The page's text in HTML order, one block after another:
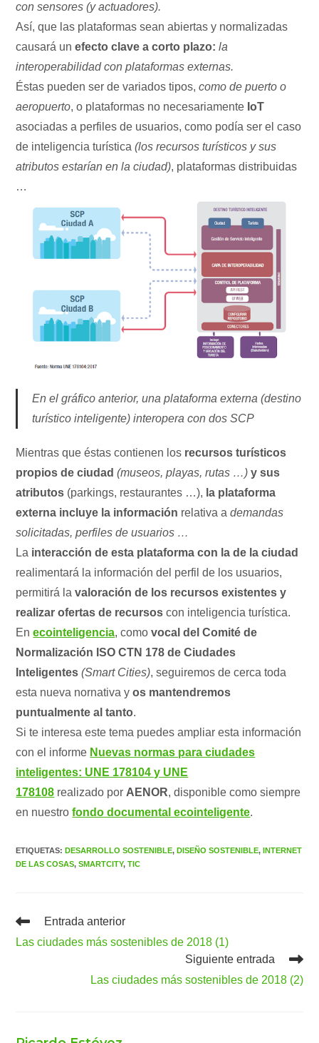
con sensores (y actuadores).
Así, que las plataformas sean abiertas y normalizadas
causará unefecto clave a corto plazo: la
interoperabilidad con plataformas externas.
Éstas pueden ser de variados tipos,como de puerto o
aeropuerto, o plataformas no necesariamente IoT
asociadas a perfiles de usuarios, como podía ser el caso
de inteligencia turística(los recursos turísticos y sus
atributos estarían en la ciudad), plataformas distribuidas
…
En el gráfico anterior, una plataforma externa (destino
turístico inteligente) interopera con dos SCP
Mientras que éstas contienen los recursos turísticos
propios de ciudad (museos, playas, rutas …) y sus
atributos (parkings, restaurantes …), la plataforma
externa incluye la información relativa a demandas
solicitadas, perfiles de usuarios …
La interacción de esta plataforma con la de la ciudad
realimentará la información del perfil de los usuarios,
permitirá lavaloración de los recursos existentes y
realizar ofertas de recursos con inteligencia turística.
Enecointeligencia, comovocal del Comité de
Normalización ISO CTN 178 de Ciudades
Inteligentes(Smart Cities), seguiremos de cerca toda
esta nueva nornativa yos mantendremos
puntualmente al tanto.
Si te interesa este tema puedes ampliar esta información
con el informe Nuevas normas para ciudades
inteligentes: UNE 178104 y UNE
178108 realizado por AENOR, disponible como siempre
en nuestrofondo documental ecointeligente.
ETIQUETAS:DESARROLLO SOSTENIBLE, DISEÑO SOSTENIBLE, INTERNET
DE LAS COSAS, SMARTCITY, TIC
Leer
artículos
Entrada anterior
Las ciudades más sostenibles de 2018 (1)
Siguiente entrada
Las ciudades más sostenibles de 2018 (2)